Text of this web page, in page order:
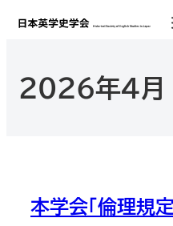
2026年4月
本学会「倫理規